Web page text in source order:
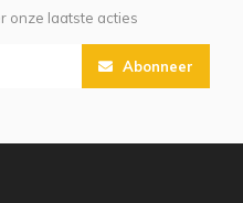
onze laatste acties
Abonneer